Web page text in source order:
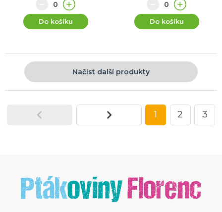
Do košíku Do košíku
Načíst další produkty
1 2 3